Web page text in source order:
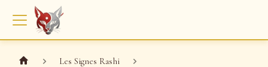
Les Signes Rashi